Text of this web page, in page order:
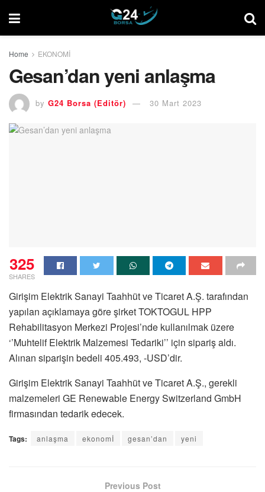
Home EKONOMİ
Gesan’dan yeni anlaşma
by G24 Borsa (Editör) 30 Mart 2023
325
SHARES
Girişim Elektrik Sanayi Taahhüt ve Ticaret A.Ş. tarafından
yapılan açıklamaya göre şirket TOKTOGUL HPP
Rehabilitasyon Merkezi Projesi’nde kullanılmak üzere
‘’Muhtelif Elektrik Malzemesi Tedariki’’ için sipariş aldı.
Alınan siparişin bedeli 405.493, -USD’dir.
Girişim Elektrik Sanayi Taahhüt ve Ticaret A.Ş., gerekli
malzemeleri GE Renewable Energy Switzerland GmbH
firmasından tedarik edecek.
Tags: anlaşma ekonomİ gesan’dan yeni
Previous Post